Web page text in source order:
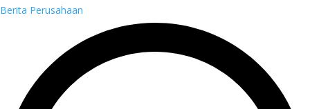
Berita Perusahaan